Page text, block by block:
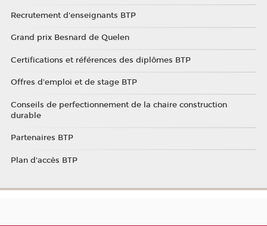
Recrutement d'enseignants BTP
Grand prix Besnard de Quelen
Certifications et références des diplômes BTP
Offres d'emploi et de stage BTP
Conseils de perfectionnement de la chaire construction
durable
Partenaires BTP
Plan d'accès BTP